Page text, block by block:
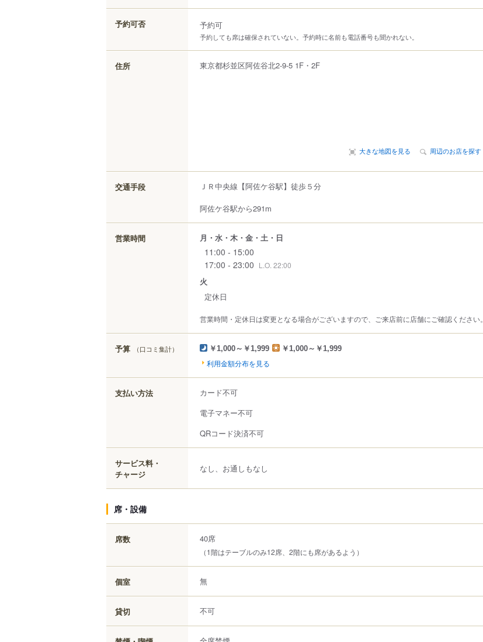
予約可否 予約可
予約しても席は確保されていない。予約時に名前も電話番号も聞かれない。
住所 東京都杉並区阿佐谷北2-9-5 1F・2F
大きな地図を見る 周辺のお店を探す
交通手段
ＪＲ中央線【阿佐ケ谷駅】徒歩５分
阿佐ケ谷駅から291m
営業時間 月・水・木・金・土・日
11:00 - 15:00
17:00 - 23:00 L.O. 22:00
火
定休日
営業時間・定休日は変更となる場合がございますので、ご来店前に店舗にご確認ください。
予算 （口コミ集計） ￥1,000～￥1,999 ￥1,000～￥1,999
利用金額分布を見る
支払い方法
カード不可
電子マネー不可
QRコード決済不可
サービス料・
チャージ
なし、お通しもなし
席・設備
席数 40席
（1階はテーブルのみ12席、2階にも席があるよう）
個室 無
貸切 不可